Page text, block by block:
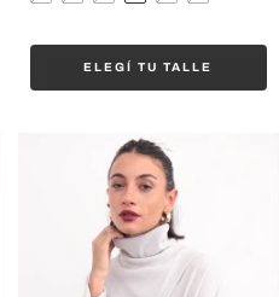
ELEGÍ TU TALLE